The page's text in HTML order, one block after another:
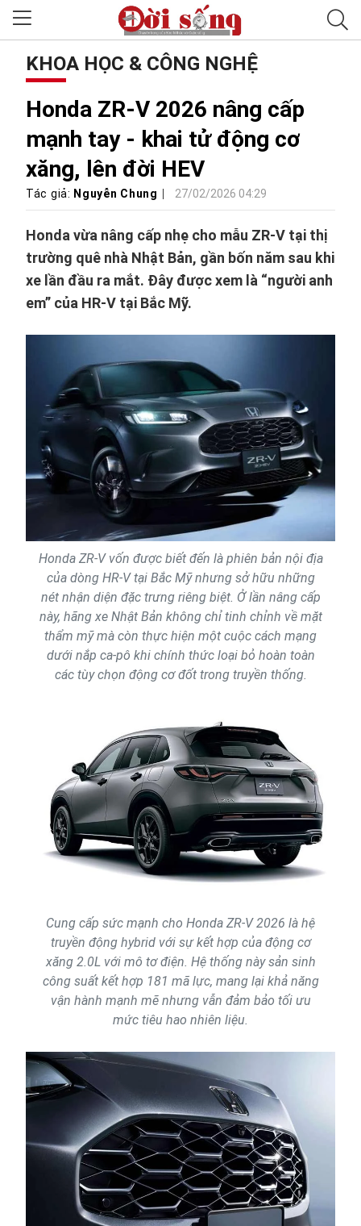
KHOA HỌC & CÔNG NGHỆ
Honda ZR-V 2026 nâng cấp
mạnh tay - khai tử động cơ
xăng, lên đời HEV
Tác giả: Nguyễn Chung 27/02/2026 04:29
Honda vừa nâng cấp nhẹ cho mẫu ZR-V tại thị
trường quê nhà Nhật Bản, gần bốn năm sau khi
xe lần đầu ra mắt. Đây được xem là “người anh
em” của HR-V tại Bắc Mỹ.
Honda ZR-V vốn được biết đến là phiên bản nội địa
của dòng HR-V tại Bắc Mỹ nhưng sở hữu những
nét nhận diện đặc trưng riêng biệt. Ở lần nâng cấp
này, hãng xe Nhật Bản không chỉ tinh chỉnh về mặt
thẩm mỹ mà còn thực hiện một cuộc cách mạng
dưới nắp ca-pô khi chính thức loại bỏ hoàn toàn
các tùy chọn động cơ đốt trong truyền thống.
Cung cấp sức mạnh cho Honda ZR-V 2026 là hệ
truyền động hybrid với sự kết hợp của động cơ
xăng 2.0L với mô tơ điện. Hệ thống này sản sinh
công suất kết hợp 181 mã lực, mang lại khả năng
vận hành mạnh mẽ nhưng vẫn đảm bảo tối ưu
mức tiêu hao nhiên liệu.